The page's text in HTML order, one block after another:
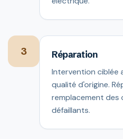
3 Réparation
Intervention ciblée
qualité d'origine.
remplacement des
défaillants.